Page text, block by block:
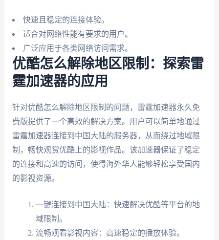
快速且稳定的连接体验。
适合对网络性能有要求的用户。
广泛应用于各类网络访问需求。
优酷怎么解除地区限制：探索雷
霆加速器的应用
针对优酷怎么解除地区限制的问题，雷霆加速器永久免
费版提供了一个高效的解决方案。用户可以简单地通过
雷霆加速器连接到中国大陆的服务器，从而绕过地域限
制，畅快观赏优酷上的影视作品。该加速器保证了稳定
的连接和高速的访问，使得海外华人能够轻松享受国内
的影视资源。
一键连接到中国大陆：快速解决优酷等平台的地
域限制。
流畅观看影视内容：高速稳定的播放体验。